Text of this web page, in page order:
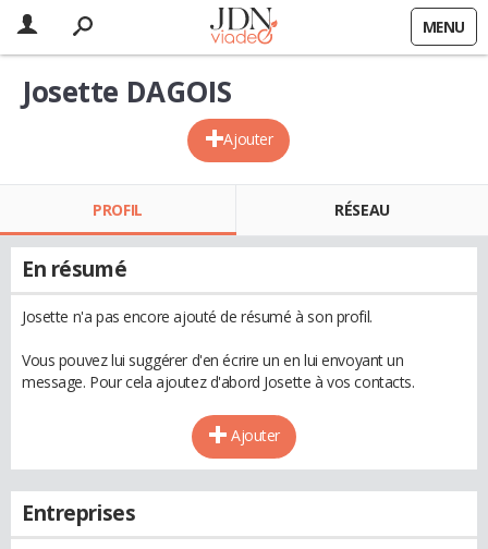
MENU
Ajouter
Josette DAGOIS
PROFIL RÉSEAU
En résumé
Josette n'a pas encore ajouté de résumé à son profil.
Vous pouvez lui suggérer d'en écrire un en lui envoyant un
message. Pour cela ajoutez d'abord Josette à vos contacts.
Ajouter
Entreprises